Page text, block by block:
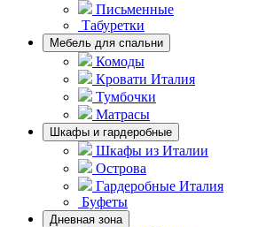
Письменные
Табуретки
Мебель для спальни
Комоды
Кровати Италия
Тумбочки
Матрасы
Шкафы и гардеробные
Шкафы из Италии
Острова
Гардеробные Италия
Буфеты
Дневная зона